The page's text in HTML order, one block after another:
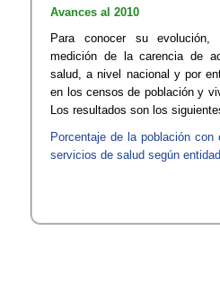
Avances al 2010
Para conocer su
medición de la carencia de
salud, a nivel nacional y por
en los censos de población y
Los resultados son los
Porcentaje de la población
servicios de salud según